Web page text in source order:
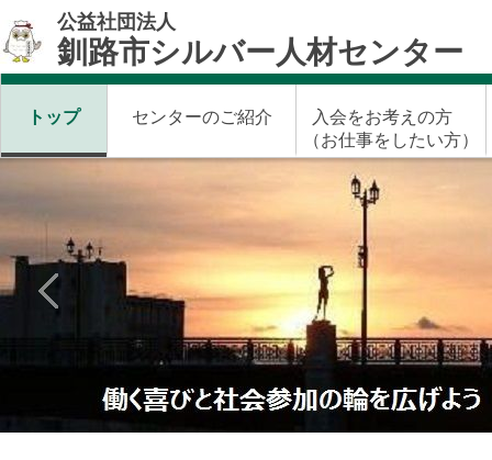
公益社団法人
釧路市シルバー人材センター
トップ センターのご紹介
入会をお考えの方
（お仕事をしたい方）